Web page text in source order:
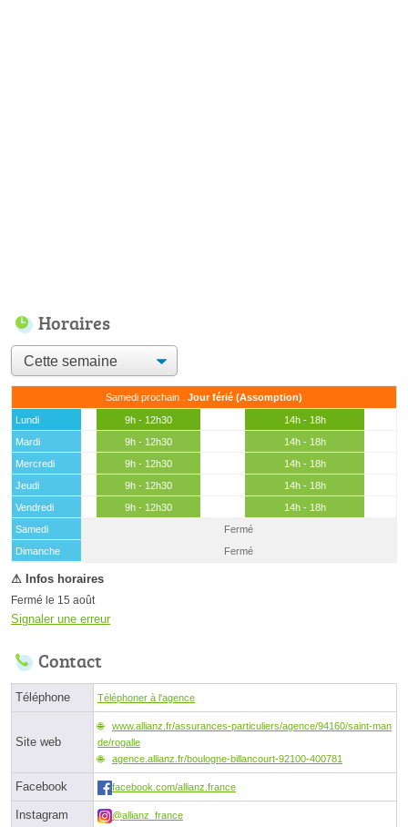
Horaires
Samedi prochain : Jour férié (Assomption)
Lundi 9h - 12h30
14h - 18h
Mardi
9h - 12h30
14h - 18h
Mercredi
9h - 12h30
14h - 18h
Jeudi
9h - 12h30
14h - 18h
Vendredi
9h - 12h30
14h - 18h
Samedi
(15 août)
Fermé
Dimanche
Fermé
Fermé le 15 août
Signaler une erreur
Contact
Téléphone Téléphoner à l'agence
Site web
www.allianz.fr/assurances-particuliers/agence/94160/saint-man
de/rogalle
agence.allianz.fr/boulogne-billancourt-92100-400781
Facebook facebook.com/allianz.france
Instagram @allianz_france